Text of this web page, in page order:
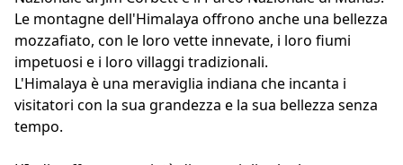
Le montagne dell'Himalaya offrono anche una bellezza
mozzafiato, con le loro vette innevate, i loro fiumi
impetuosi e i loro villaggi tradizionali.
L'Himalaya è una meraviglia indiana che incanta i
visitatori con la sua grandezza e la sua bellezza senza
tempo.